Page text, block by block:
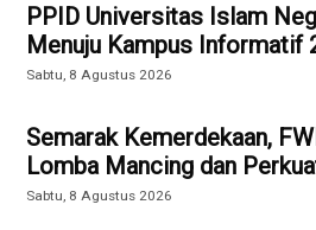
PPID Universitas Islam
Menuju Kampus Informatif
Sabtu, 8 Agustus 2026
Semarak Kemerdekaan,
Lomba Mancing dan
Sabtu, 8 Agustus 2026